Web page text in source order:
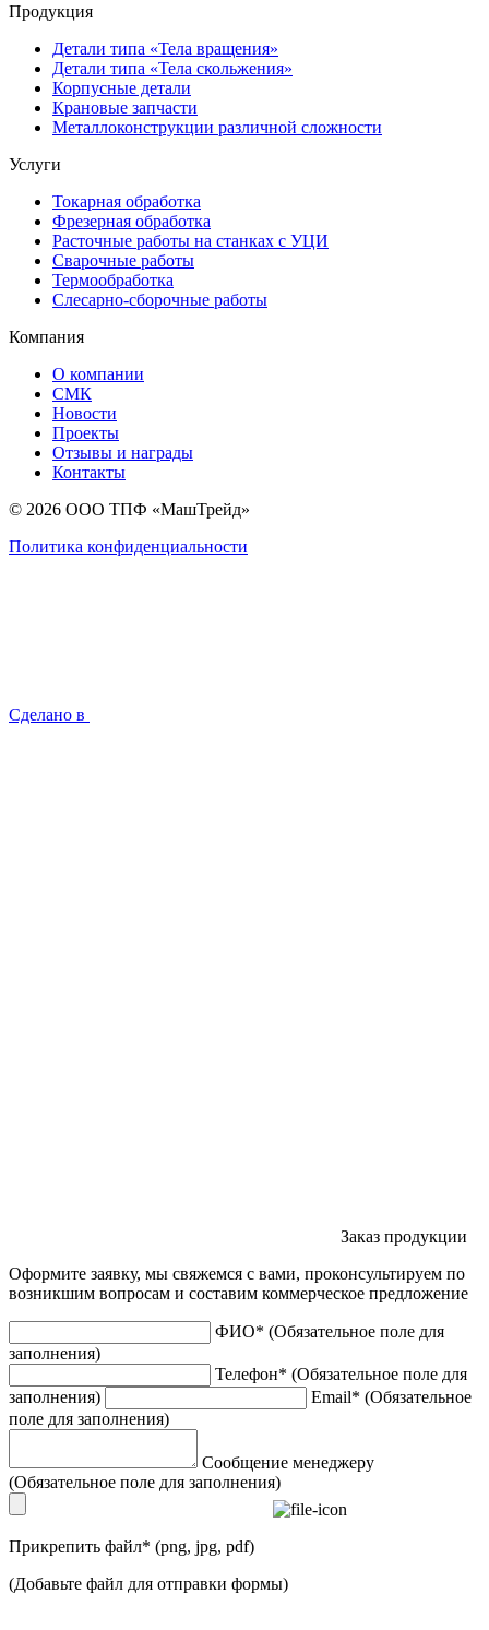
Продукция
Детали типа «Тела вращения»
Детали типа «Тела скольжения»
Корпусные детали
Крановые запчасти
Металлоконструкции различной сложности
Услуги
Токарная обработка
Фрезерная обработка
Расточные работы на станках с УЦИ
Сварочные работы
Термообработка
Слесарно-сборочные работы
Компания
О компании
СМК
Новости
Проекты
Отзывы и награды
Контакты
© 2026 ООО ТПФ «МашТрейд»
Политика конфиденциальности
Сделано в
Заказ продукции
Оформите заявку, мы свяжемся с вами, проконсультируем по
возникшим вопросам и составим коммерческое предложение
ФИО* (Обязательное поле для
заполнения)
Телефон* (Обязательное поле для
заполнения)
Email* (Обязательное
поле для заполнения)
Сообщение менеджеру
(Обязательное поле для заполнения)
Прикрепить файл* (png, jpg, pdf)
(Добавьте файл для отправки формы)